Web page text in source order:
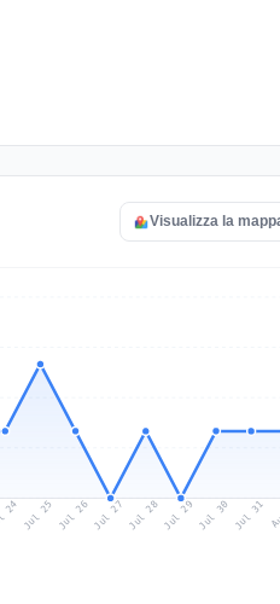
Visualizza la
Jul 25 Jul 26Jul 27 Jul 28Jul 29 Jul 30 Jul 31